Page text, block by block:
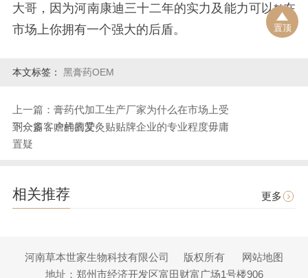
大哥，因为河南康迪三十二年的实力及能力可以**在
市场上你拥有一个强大的后盾。
本文标签： 黑膏药OEM
上一篇：膏药代加工生产厂家为什么在市场上受
到众多客户的喜爱
下一篇：啥样的艾灸贴贴牌企业的专业程度毋庸
置疑
相关推荐 更多
置顶
河南草本世家生物科技有限公司 版权所有
网站地图
地址：郑州市经济开发区富田财富广场1号楼906